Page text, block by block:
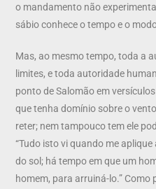
o mandamento não
sábio conhece o tempo e o
Mas, ao mesmo tempo, toda a
limites, e toda autoridade
ponto de Salomão em
que tenha domínio sobre o
reter; nem tampouco tem ele
“Tudo isto vi quando me
do sol; há tempo em que um
homem, para arruiná-lo.”